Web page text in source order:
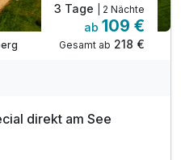
3 Tage | 2 Nächte
ab 109 €
Gesamt ab 218 €
direkt am See